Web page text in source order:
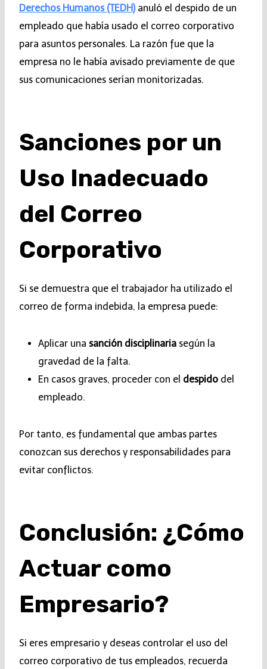
Derechos Humanos (TEDH)anuló el despido de un
empleado que había usado el correo corporativo
para asuntos personales. La razón fue que la
empresa no le había avisado previamente de que
sus comunicaciones serían monitorizadas.
Sanciones por un
Uso Inadecuado
del Correo
Corporativo
Si se demuestra que el trabajador ha utilizado el
correo de forma indebida, la empresa puede:
Aplicar una sanción disciplinaria según la
gravedad de la falta.
En casos graves, proceder con el despido del
empleado.
Por tanto, es fundamental que ambas partes
conozcan sus derechos y responsabilidades para
evitar conflictos.
Conclusión: ¿Cómo
Actuar como
Empresario?
Si eres empresario y deseas controlar el uso del
correo corporativo de tus empleados, recuerda